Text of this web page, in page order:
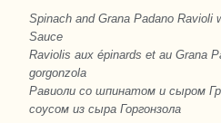
Spinach and Grana Padano Ravioli
Sauce
Raviolis aux épinards et au Grana
gorgonzola
Равиоли со шпинатом и сыром
соусом из сыра Горгонзола